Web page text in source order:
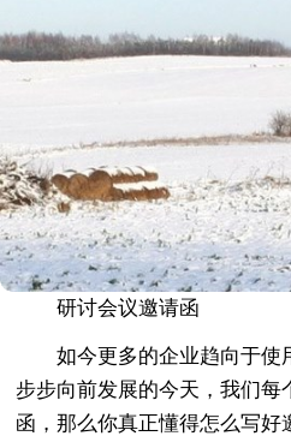
研讨会议邀请函
如今更多的企业趋向于使
步步向前发展的今天，我们每
函，那么你真正懂得怎么写好